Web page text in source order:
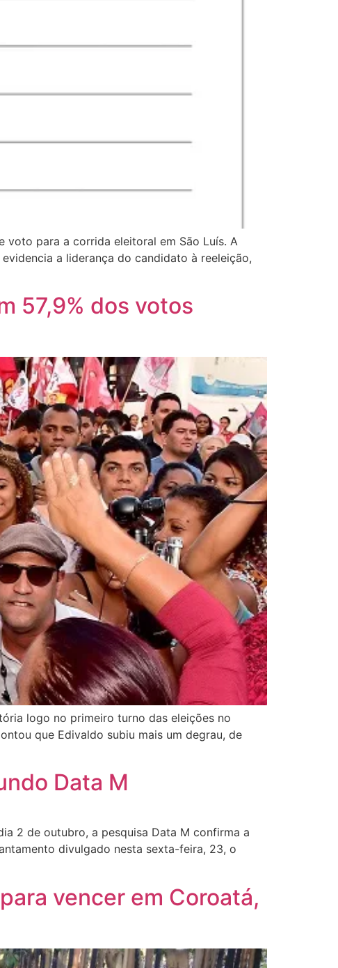
voto para a corrida eleitoral em São Luís. A
a liderança do candidato à reeleição,
57,9% dos votos
logo no primeiro turno das eleições no
que Edivaldo subiu mais um degrau, de
Data M
2 de outubro, a pesquisa Data M confirma a
divulgado nesta sexta-feira, 23, o
vencer em Coroatá,